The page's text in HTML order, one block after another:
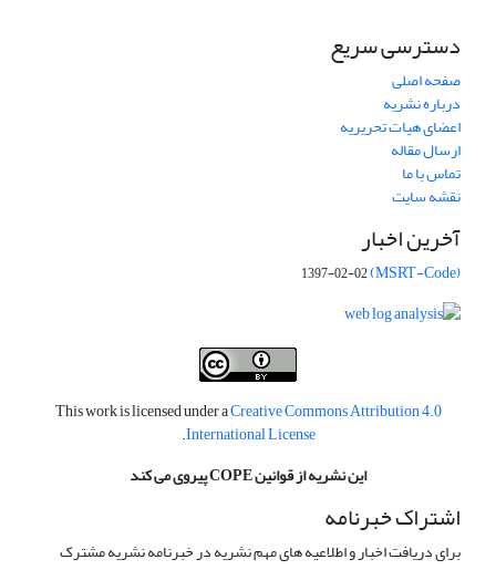
دسترسی سریع
صفحه اصلی
درباره نشریه
اعضای هیات تحریریه
ارسال مقاله
تماس با ما
نقشه سایت
آخرین اخبار
(MSRT-Code)
1397-02-02
This work is licensed under aCreative Commons Attribution 4.0
International License
.
این نشریه از قوانین COPE پیروی می کند
اشتراک خبرنامه
برای دریافت اخبار و اطلاعیه های مهم نشریه در خبرنامه نشریه مشترک